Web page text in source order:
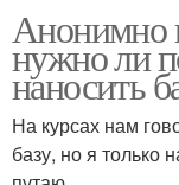
Анонимно
нужно ли
наносить
На курсах нам
базу, но я только